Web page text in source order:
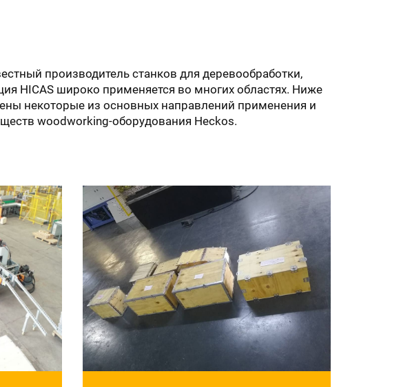
производитель станков для деревообработки,
HICAS широко применяется во многих областях. Ниже
некоторые из основных направлений применения и
woodworking-оборудования Heckos.